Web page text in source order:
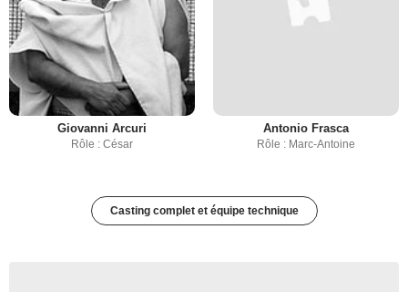
Giovanni Arcuri
Rôle : César
Antonio Frasca
Rôle : Marc-Antoine
Casting complet et équipe technique